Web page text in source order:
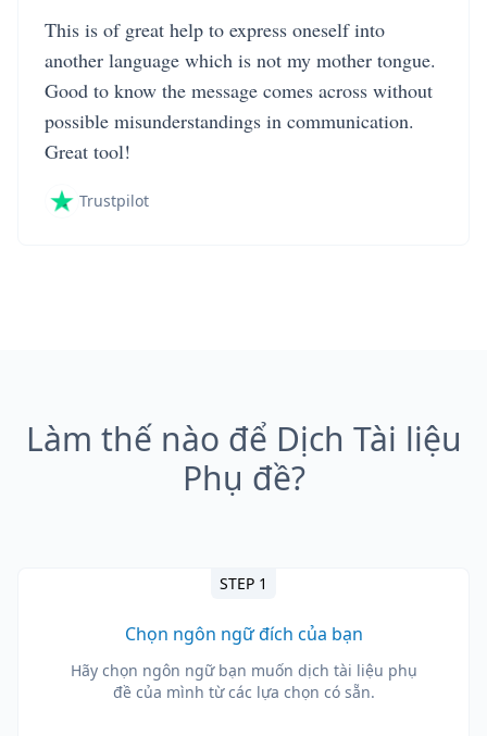
This is of great help to express oneself into
another language which is not my mother tongue.
Good to know the message comes across without
possible misunderstandings in communication.
Great tool!
Trustpilot
Làm thế nào để Dịch Tài liệu
Phụ đề?
STEP 1
Chọn ngôn ngữ đích của bạn
Hãy chọn ngôn ngữ bạn muốn dịch tài liệu phụ
đề của mình từ các lựa chọn có sẵn.